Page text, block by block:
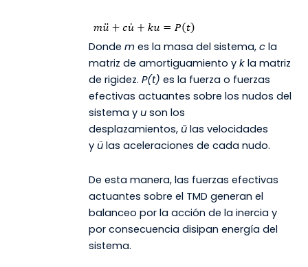
Donde m es la masa del sistema, cla
matriz de amortiguamiento y kla matriz
de rigidez. P(t) es la fuerza o fuerzas
efectivas actuantes sobre los nudos del
sistema y uson los
desplazamientos, ūlas velocidades
y ülas aceleraciones de cada nudo.
De esta manera, las fuerzas efectivas
actuantes sobre el TMD generan el
balanceo por la acción de la inercia y
por consecuencia disipan energía del
sistema.